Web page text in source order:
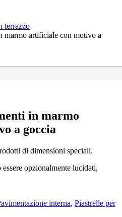
terrazzo
marmo artificiale con motivo a
in marmo
a goccia
di dimensioni speciali.
opzionalmente lucidati,
interna, Piastrelle per